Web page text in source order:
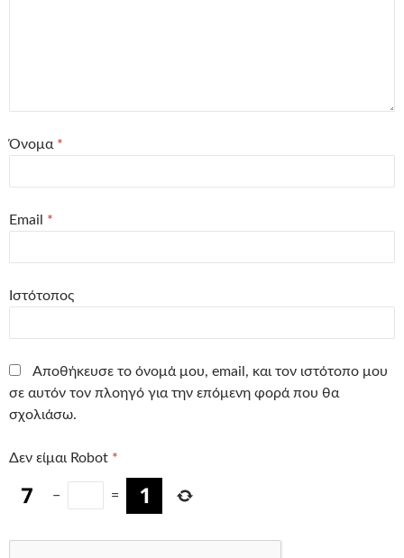
Όνομα *
Email *
Ιστότοπος
Αποθήκευσε το όνομά μου, email, και τον ιστότοπο μου
σε αυτόν τον πλοηγό για την επόμενη φορά που θα
σχολιάσω.
Δεν είμαι Robot *
− =